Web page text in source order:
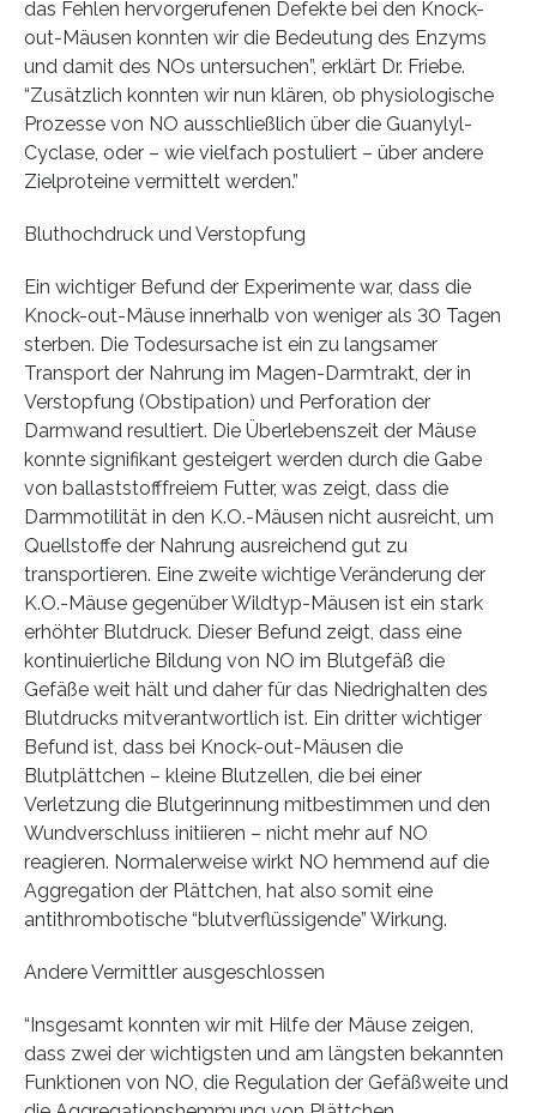
das Fehlen hervorgerufenen Defekte bei den Knock-
out-Mäusen konnten wir die Bedeutung des Enzyms
und damit des NOs untersuchen”, erklärt Dr. Friebe.
“Zusätzlich konnten wir nun klären, ob physiologische
Prozesse von NO ausschließlich über die Guanylyl-
Cyclase, oder – wie vielfach postuliert – über andere
Zielproteine vermittelt werden.”
Bluthochdruck und Verstopfung
Ein wichtiger Befund der Experimente war, dass die
Knock-out-Mäuse innerhalb von weniger als 30 Tagen
sterben. Die Todesursache ist ein zu langsamer
Transport der Nahrung im Magen-Darmtrakt, der in
Verstopfung (Obstipation) und Perforation der
Darmwand resultiert. Die Überlebenszeit der Mäuse
konnte signifikant gesteigert werden durch die Gabe
von ballaststofffreiem Futter, was zeigt, dass die
Darmmotilität in den K.O.-Mäusen nicht ausreicht, um
Quellstoffe der Nahrung ausreichend gut zu
transportieren. Eine zweite wichtige Veränderung der
K.O.-Mäuse gegenüber Wildtyp-Mäusen ist ein stark
erhöhter Blutdruck. Dieser Befund zeigt, dass eine
kontinuierliche Bildung von NO im Blutgefäß die
Gefäße weit hält und daher für das Niedrighalten des
Blutdrucks mitverantwortlich ist. Ein dritter wichtiger
Befund ist, dass bei Knock-out-Mäusen die
Blutplättchen – kleine Blutzellen, die bei einer
Verletzung die Blutgerinnung mitbestimmen und den
Wundverschluss initiieren – nicht mehr auf NO
reagieren. Normalerweise wirkt NO hemmend auf die
Aggregation der Plättchen, hat also somit eine
antithrombotische “blutverflüssigende” Wirkung.
Andere Vermittler ausgeschlossen
“Insgesamt konnten wir mit Hilfe der Mäuse zeigen,
dass zwei der wichtigsten und am längsten bekannten
Funktionen von NO, die Regulation der Gefäßweite und